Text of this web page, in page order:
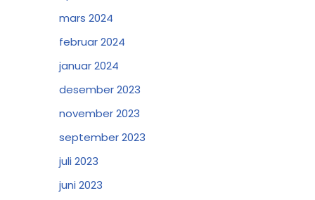
mars 2024
februar 2024
januar 2024
desember 2023
november 2023
september 2023
juli 2023
juni 2023